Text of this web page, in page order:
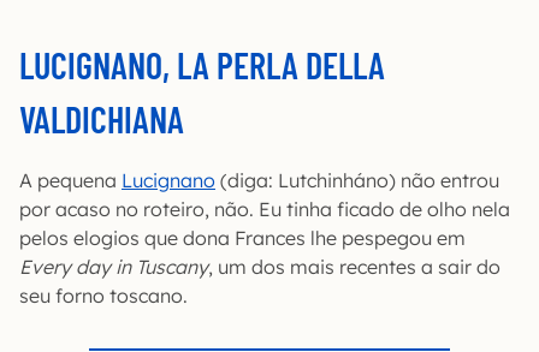
LUCIGNANO, LA PERLA DELLA
VALDICHIANA
A pequena Lucignano (diga: Lutchinháno) não entrou
por acaso no roteiro, não. Eu tinha ficado de olho nela
pelos elogios que dona Frances lhe pespegou em
Every day in Tuscany, um dos mais recentes a sair do
seu forno toscano.